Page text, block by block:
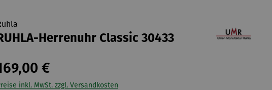
Herrenuhr Classic 30433
€
inkl. MwSt. zzgl. Versandkosten